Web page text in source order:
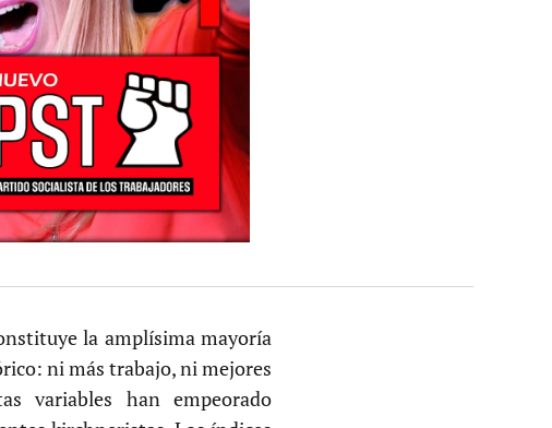
la amplísima mayoría
ni más trabajo, ni mejores
variables han empeorado